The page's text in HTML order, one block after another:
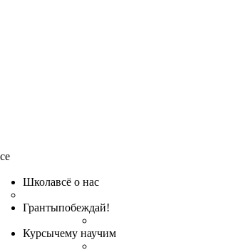
Школавсё о нас
Грантыпобеждай!
Курсычему научим